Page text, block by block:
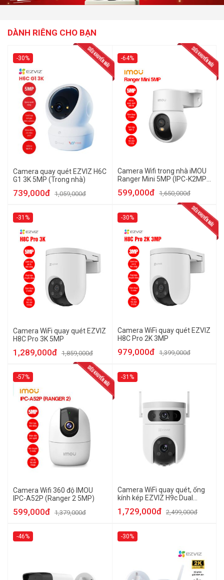
DÀNH RIÊNG CHO BẠN
-30%
Camera quay quét EZVIZ H6C
G1 3K 5MP (Trong nhà)
739,000đ 1,059,000đ
-64%
Camera Wifi trong nhà iMOU
Ranger Mini 5MP (IPC-K2MP-
599,000đ 1,650,000đ
-31%
Camera WiFi quay quét EZVIZ
H8C Pro 3K 5MP
1,289,000đ 1,859,000đ
-30%
Camera WiFi quay quét EZVIZ
H8C Pro 2K 3MP
979,000đ 1,399,000đ
-57%
Camera Wifi 360 độ IMOU
IPC-A52P (Ranger 2 5MP)
599,000đ 1,379,000đ
-31%
Camera WiFi quay quét, ống
kính kép EZVIZ H9c Dual
1,729,000đ 2,499,000đ
-46% -30%